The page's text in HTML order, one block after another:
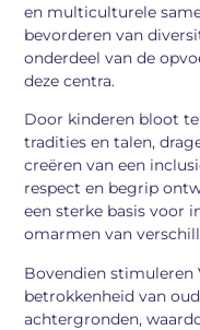
en multiculturele
bevorderen van
onderdeel van de
deze centra.
Door kinderen bloot
tradities en talen,
creëren van een
respect en begrip
een sterke basis voor
omarmen van
Bovendien stimuleren
betrokkenheid van
achtergronden,